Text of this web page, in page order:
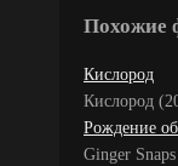
Похожие
Кислород
Кислород
Рождение
Ginger